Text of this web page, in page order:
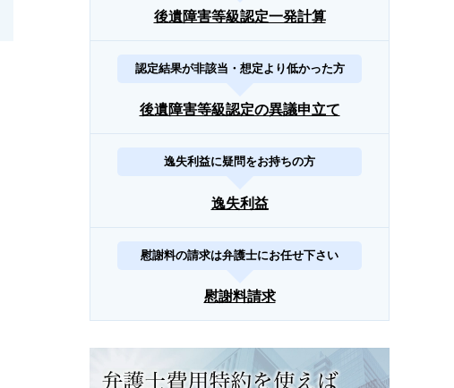
後遺障害等級認定一発計算
認定結果が非該当・想定より低かった方
後遺障害等級認定の異議申立て
逸失利益に疑問をお持ちの方
逸失利益
慰謝料の請求は弁護士にお任せ下さい
慰謝料請求